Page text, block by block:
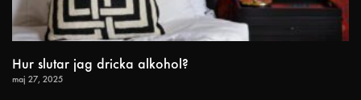
Hur slutar jag dricka alkohol?
maj 27, 2025